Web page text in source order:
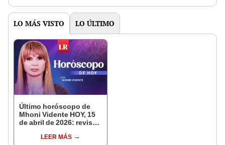
LO MÁS VISTO LO ÚLTIMO
Último horóscopo de
Mhoni Vidente HOY, 15
de abril de 2026: revisa
signo y entérate si te
LEER MÁS